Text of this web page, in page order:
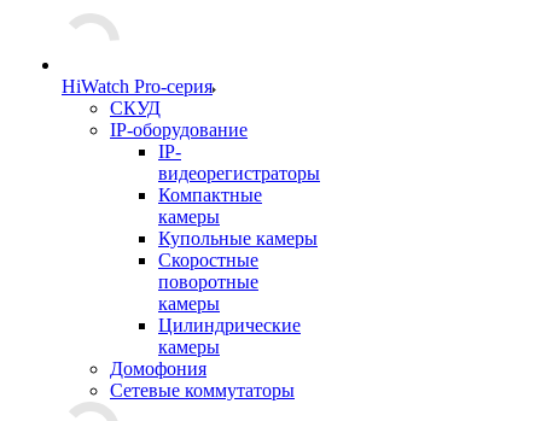
HiWatch Pro-серия
CКУД
IP-оборудование
IP-
видеорегистраторы
Компактные
камеры
Купольные камеры
Скоростные
поворотные
камеры
Цилиндрические
камеры
Домофония
Сетевые коммутаторы